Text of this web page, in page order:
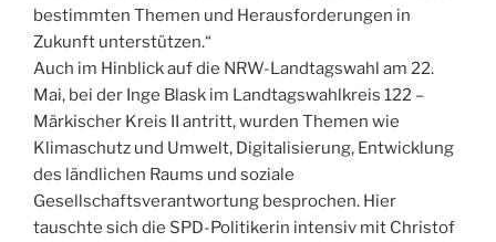
bestimmten Themen und Herausforderungen in
Zukunft unterstützen.“
Auch im Hinblick auf die NRW-Landtagswahl am 22.
Mai, bei der Inge Blask im Landtagswahlkreis 122 –
Märkischer Kreis II antritt, wurden Themen wie
Klimaschutz und Umwelt, Digitalisierung, Entwicklung
des ländlichen Raums und soziale
Gesellschaftsverantwortung besprochen. Hier
tauschte sich die SPD-Politikerin intensiv mit Christof